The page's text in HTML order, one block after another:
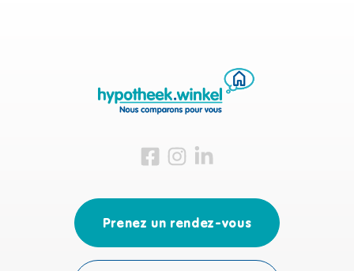
Visitez-nous sur Facebook
Visitez-nous sur Instagram
Visitez-nous sur LinkedIn
Prenez un rendez-vous